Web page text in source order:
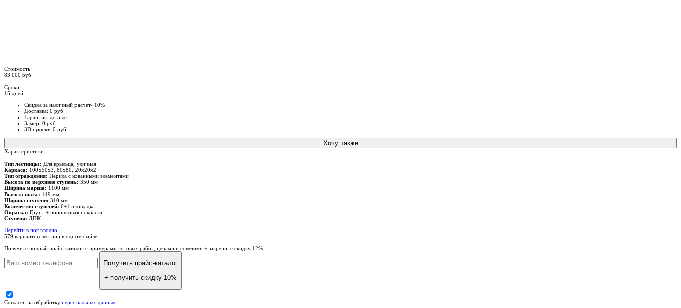
Стоимость:
83 000 руб
Сроки:
15 дней
Скидка за наличный расчет- 10%
Доставка: 0 руб
Гарантия: до 5 лет
Замер: 0 руб
3D проект: 0 руб
Хочу также
Характеристики
Тип лестницы: Для крыльца, уличная
Каркаса: 100х50х3, 80х80, 20х20х2
Тип ограждения: Перила с кованными элементами
Высота по верхнюю ступень: 350 мм
Ширина марша: 1100 мм
Высота шага: 149 мм
Ширина ступени: 310 мм
Количество ступеней: 6+1 площадка
Окраска: Грунт + порошковая покраска
Ступени: ДПК
Перейти в портфолио
579 вариантов лестниц в одном файле
Получите полный прайс-каталог с примерами готовых работ, ценами и советами + закрепите скидку 12%
Получить прайс-каталог
+ получить скидку 10%
Согласен на обработку персональных данных